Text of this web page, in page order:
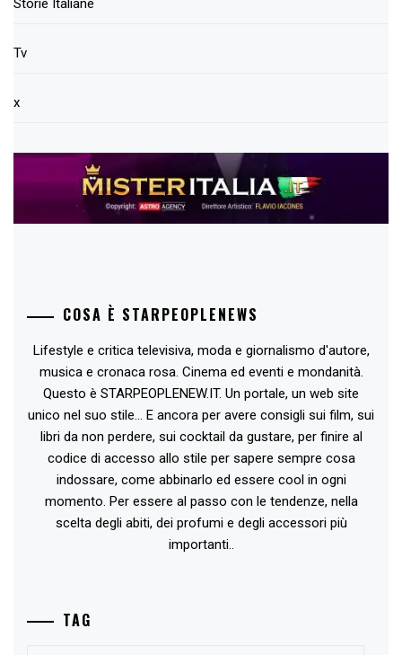
Storie Italiane
Tv
x
COSA È STARPEOPLENEWS
Lifestyle e critica televisiva, moda e giornalismo d'autore,
musica e cronaca rosa. Cinema ed eventi e mondanità.
Questo è STARPEOPLENEW.IT. Un portale, un web site
unico nel suo stile... E ancora per avere consigli sui film, sui
libri da non perdere, sui cocktail da gustare, per finire al
codice di accesso allo stile per sapere sempre cosa
indossare, come abbinarlo ed essere cool in ogni
momento. Per essere al passo con le tendenze, nella
scelta degli abiti, dei profumi e degli accessori più
importanti..
TAG